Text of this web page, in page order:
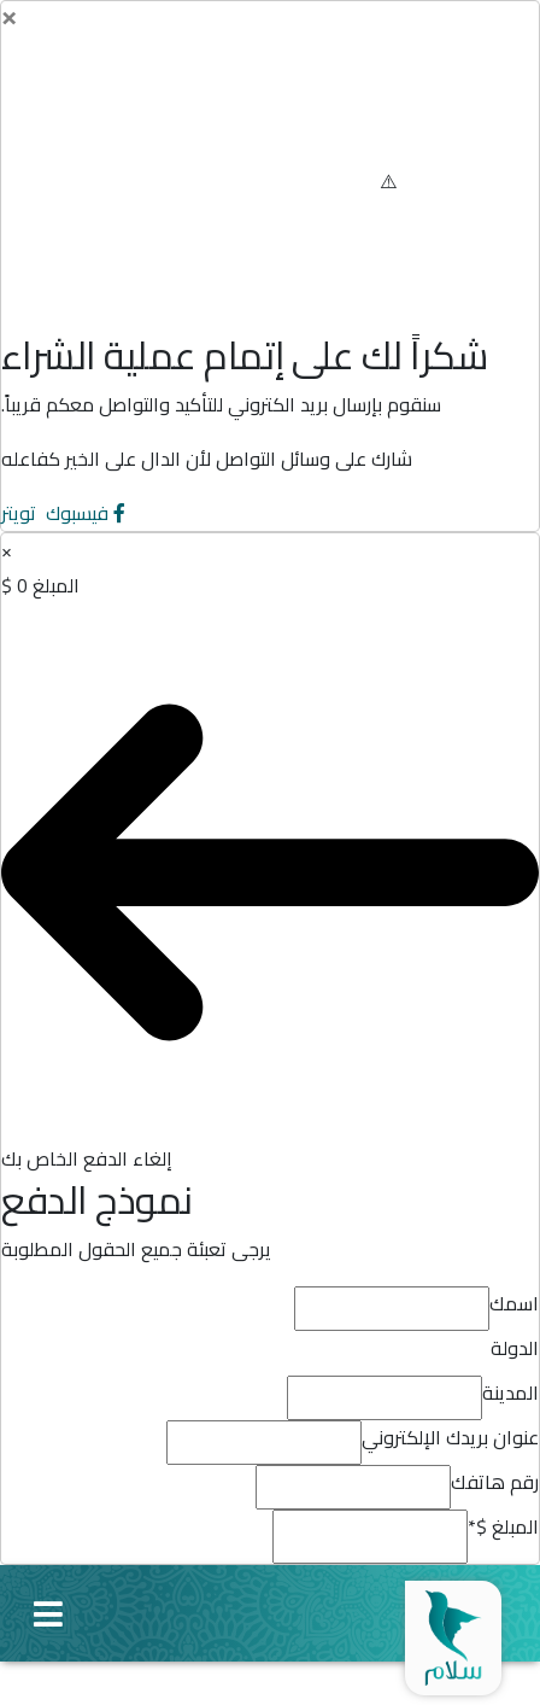
×
شكراً لك على إتمام عملية الشراء
سنقوم بإرسال بريد الكتروني للتأكيد والتواصل معكم قريباً.
شارك على وسائل التواصل لأن الدال على الخير كفاعله
فيسبوك تويتر
×
المبلغ0 $
إلغاء الدفع الخاص بك
نموذج الدفع
يرجى تعبئة جميع الحقول المطلوبة
اسمك
الدولة
المدينة
عنوان بريدك الإلكتروني
رقم هاتفك
المبلغ $*